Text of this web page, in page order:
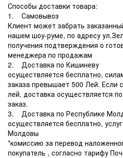
Способы доставки товара:
1. Самовывоз
Клиент может забрать
нашем шоу-руме, по адресу
получения подтверждения о
менеджера по продажам
2. Доставка по Кишиневу
осуществляется бесплатно,
заказа превышает 500 Лей. Если
лей, доставка осуществляется
заказ.
3. Доставка по Республике
осуществляется бесплатно,
Молдовы
*комиссию за перевод
покупатель , согласно тарифу